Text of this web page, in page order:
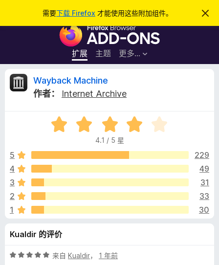
需要下载 Firefox 才能使用这些附加组件。
忽
此
F
r
e
x
览
器
附
加
件
扩展 主题 更多…
登录
W
b
a
c
k
M
Wayback Machine
作者：
Internet Archive
评
分
.
/
4.1 / 5 星
5
229
4
49
3
31
2
33
1
30
Kualdir 的评价
评
来自 Kualdir， 1 年前